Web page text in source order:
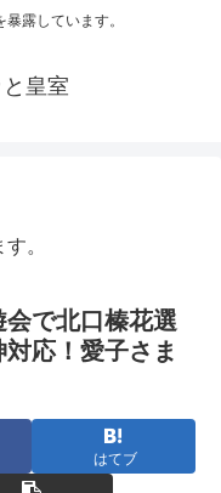
露しています。
皇室
。
で北口榛花選
応！愛子さま
はてブ